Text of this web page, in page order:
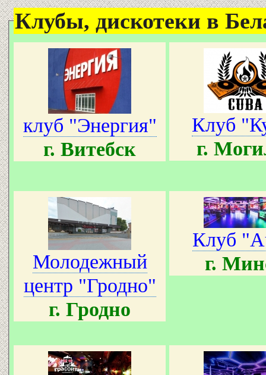
Клубы, дискотеки в
клуб "Энергия"
г. Витебск
Клуб
г.
Молодежный
центр "Гродно"
г. Гродно
Клуб
г.